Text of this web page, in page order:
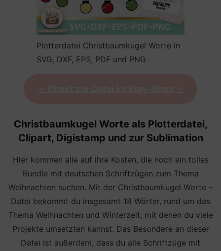
Plotterdatei Christbaumkugel Worte in
SVG, DXF, EPS, PDF und PNG
Christbaumkugel Worte als Plotterdatei,
Clipart, Digistamp und zur Sublimation
Hier kommen alle auf ihre Kosten, die noch ein tolles
Bundle mit deutschen Schriftzügen zum Thema
Weihnachten suchen. Mit der Christbaumkugel Worte –
Datei bekommt du insgesamt 18 Wörter, rund um das
Thema Weihnachten und Winterzeit, mit denen du viele
Projekte umsetzten kannst. Das Besondere an dieser
Datei ist außerdem, dass du alle Schriftzüge mit